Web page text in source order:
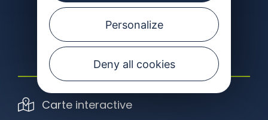
Suivez-nous
Carte interactive
Personalize
Deny all cookies